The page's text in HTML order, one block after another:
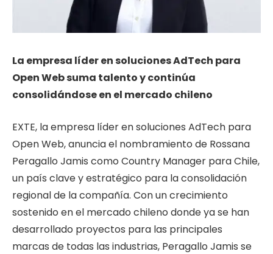
La empresa líder en soluciones AdTech para
Open Web suma talento y continúa
consolidándose en el mercado chileno
EXTE, la empresa líder en soluciones AdTech para
Open Web,anuncia el nombramiento de Rossana
Peragallo Jamis como Country Manager para Chile,
un país clave y estratégico para la consolidación
regional de la compañía. Con un crecimiento
sostenido en el mercado chileno donde ya se han
desarrollado proyectos para las principales
marcas de todas las industrias, Peragallo Jamis se